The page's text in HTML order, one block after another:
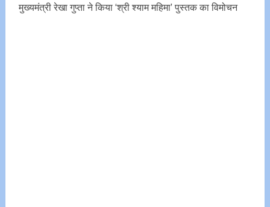
मुख्यमंत्री रेखा गुप्ता ने किया ‘श्री श्याम महिमा’ पुस्तक का विमोचन